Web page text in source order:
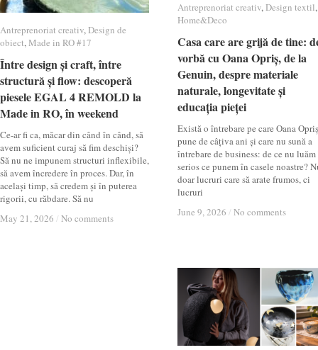
Antreprenoriat creativ,Design textil,
Home&Deco
Casa care are grijă de tine:
vorbă cu Oana Opriș, de la
Genuin, despre materiale
naturale, longevitate și
educația pieței
Există o întrebare pe care Oana
pune de câțiva ani și care nu sună a
întrebare de business: de ce nu
serios ce punem în casele noastre?
doar lucruri care să arate frumos, ci
lucruri
June 9, 2026 / No comments
Antreprenoriat creativ Design textil
Home&Deco
Casa care are grijă de tine:
vorbă cu Oana Opriș, de la
Genuin, despre materiale
naturale, longevitate și
educația pieței
June 9, 2026 / No comments
Antreprenoriat creativ,Design de
obiect,Made in RO #17
Între design și craft, între
structură și flow: descoperă
piesele EGAL 4 REMOLD la
Made in RO, în weekend
Ce-ar fi ca, măcar din când în când, să
avem suficient curaj să fim deschiși?
Să nu ne impunem structuri inflexibile,
să avem încredere în proces. Dar, în
același timp, să credem și în puterea
rigorii, cu răbdare. Să nu
May 21, 2026 / No comments
Antreprenoriat creativ Design de
obiect Made in RO #17
Între design și craft, între
structură și flow: descoperă
piesele EGAL 4 REMOLD la
Made in RO, în weekend
May 21, 2026 / No comments